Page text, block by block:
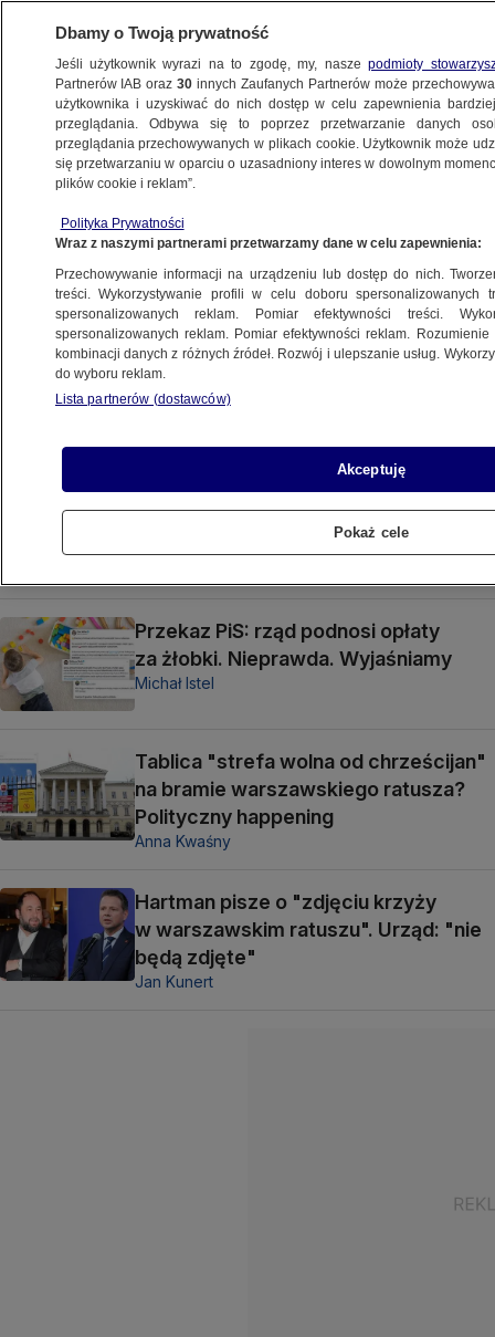
KONKRET24
SAMORZĄD
Morawiecki: "skrajnie
niesprawiedliwie" podzielono
pieniądze dla samorządów. Czego
nie mówi?
Michał Istel
Wójtowie, burmistrzowie, prezydenci
miast, posłowie. Czego im nie wolno
Campus Polska. "Ani złotówki
pieniędzy publicznych"?
Przekaz PiS: rząd podnosi opłaty
za żłobki. Nieprawda. Wyjaśniamy
Michał Istel
Tablica "strefa wolna od chrześcijan"
na bramie warszawskiego ratusza?
Polityczny happening
Anna Kwaśny
Hartman pisze o "zdjęciu krzyży
w warszawskim ratuszu". Urząd: "nie
będą zdjęte"
Jan Kunert
Dbamy o Twoją prywatność
Jeśli użytkownik wyrazi na to zgodę, my, naszepodmioty
Partnerów IAB oraz30 innych Zaufanych Partnerów może
użytkownika i uzyskiwać do nich dostęp w celu zapewnienia
przeglądania. Odbywa się to poprzez przetwarzanie danych
przeglądania przechowywanych w plikach cookie. Użytkownik może
się przetwarzaniu w oparciu o uzasadniony interes w dowolnym
plików cookie i reklam”.
Polityka Prywatności
Wraz z naszymi partnerami przetwarzamy dane w celu zapewnienia:
Przechowywanie informacji na urządzeniu lub dostęp do nich.
treści. Wykorzystywanie profili w celu doboru spersonalizowanych
spersonalizowanych reklam. Pomiar efektywności treści.
spersonalizowanych reklam. Pomiar efektywności reklam.
kombinacji danych z różnych źródeł. Rozwój i ulepszanie usług.
do wyboru reklam.
Lista partnerów (dostawców)
Akceptuję
Pokaż cele